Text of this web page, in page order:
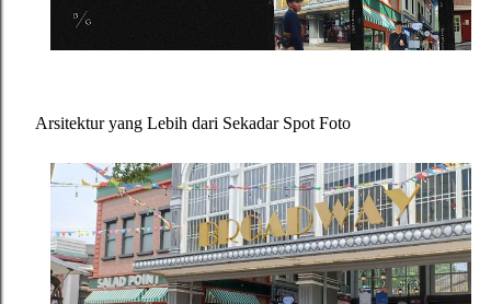
Arsitektur yang Lebih dari Sekadar Spot Foto